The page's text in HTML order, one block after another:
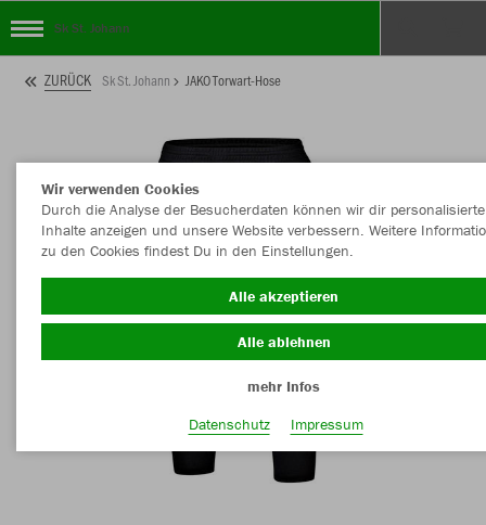
Sk St. Johann
ZURÜCK Sk St. Johann JAKO Torwart-Hose
Wir verwenden Cookies
Durch die Analyse der Besucherdaten können wir dir personalisierte
Inhalte anzeigen und unsere Website verbessern. Weitere
zu den Cookies findest Du in den Einstellungen.
Alle akzeptieren
Alle ablehnen
mehr Infos
Datenschutz
Impressum